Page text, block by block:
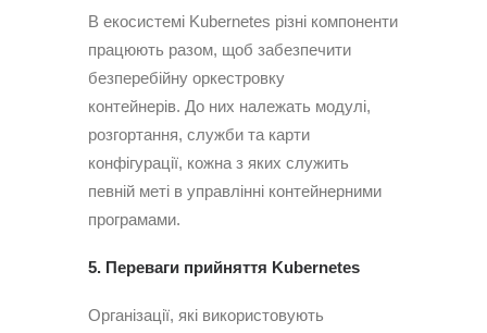
В екосистемі Kubernetes різні компоненти
працюють разом, щоб забезпечити
безперебійну оркестровку
контейнерів. До них належать модулі,
розгортання, служби та карти
конфігурації, кожна з яких служить
певній меті в управлінні контейнерними
програмами.
5. Переваги прийняття Kubernetes
Організації, які використовують